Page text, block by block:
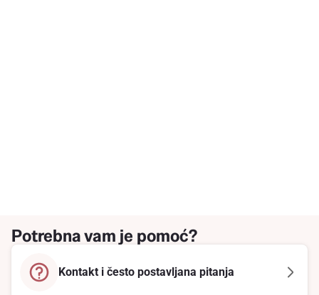
Potrebna vam je pomoć?
Kontakt i često postavljana pitanja